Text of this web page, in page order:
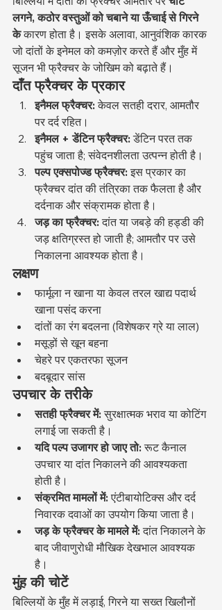
लगने, कठोर वस्तुओं को चबाने या ऊँचाई से गिरने
के कारण होता है। इसके अलावा, आनुवंशिक कारक
जो दांतों के इनेमल को कमज़ोर करते हैं और मुँह में
सूजन भी फ्रैक्चर के जोखिम को बढ़ाते हैं।
दाँत फ्रैक्चर के प्रकार
इनैमल फ्रैक्चर: केवल सतही दरार, आमतौर
पर दर्द रहित।
इनैमल + डेंटिन फ्रैक्चर: डेंटिन परत तक
पहुंच जाता है; संवेदनशीलता उत्पन्न होती है।
पल्प एक्सपोज्ड फ्रैक्चर: इस प्रकार का
फ्रैक्चर दांत की तंत्रिका तक फैलता है और
दर्दनाक और संक्रामक होता है।
जड़ का फ्रैक्चर: दांत या जबड़े की हड्डी की
जड़ क्षतिग्रस्त हो जाती है; आमतौर पर उसे
निकालना आवश्यक होता है।
लक्षण
फार्मूला न खाना या केवल तरल खाद्य पदार्थ
खाना पसंद करना
दांतों का रंग बदलना (विशेषकर ग्रे या लाल)
मसूड़ों से खून बहना
चेहरे पर एकतरफा सूजन
बदबूदार सांस
उपचार के तरीके
सतही फ्रैक्चर में: सुरक्षात्मक भराव या कोटिंग
लगाई जा सकती है।
यदि पल्प उजागर हो जाए तो: रूट कैनाल
उपचार या दांत निकालने की आवश्यकता
होती है।
संक्रमित मामलों में: एंटीबायोटिक्स और दर्द
निवारक दवाओं का उपयोग किया जाता है।
जड़ के फ्रैक्चर के मामले में: दांत निकालने के
बाद जीवाणुरोधी मौखिक देखभाल आवश्यक
है।
मुंह की चोटें
बिल्लियों के मुँह में लड़ाई, गिरने या सख्त खिलौनों